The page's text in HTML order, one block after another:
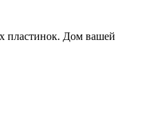
пластинок. Дом вашей